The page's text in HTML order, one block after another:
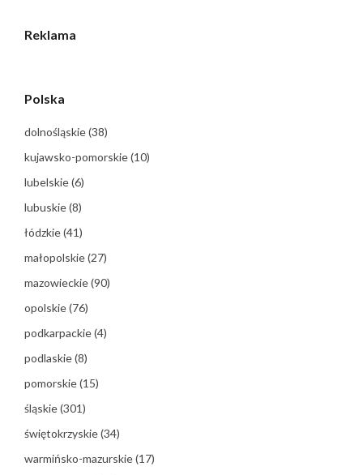
Reklama
Polska
dolnośląskie(38)
kujawsko-pomorskie(10)
lubelskie(6)
lubuskie(8)
łódzkie(41)
małopolskie(27)
mazowieckie(90)
opolskie(76)
podkarpackie(4)
podlaskie(8)
pomorskie(15)
śląskie(301)
świętokrzyskie(34)
warmińsko-mazurskie(17)